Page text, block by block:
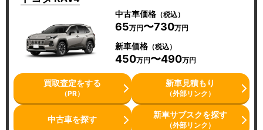
中古車価格（税込）
65万円〜730万円
新車価格（税込）
450万円〜490万円
買取査定をする
（PR）
新車見積もり
（外部リンク）
中古車を探す 新車サブスクを探す
（外部リンク）